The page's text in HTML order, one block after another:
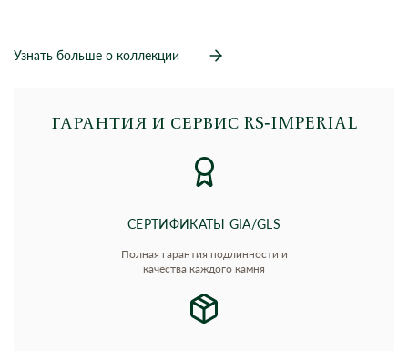
Узнать больше о коллекции
ГАРАНТИЯ И СЕРВИС RS‑IMPERIAL
СЕРТИФИКАТЫ GIA/GLS
Полная гарантия подлинности и
качества каждого камня